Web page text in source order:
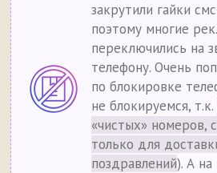
закрутили гайки
поэтому многие
переключились на
телефону. Очень
по блокировке
не блокируемся, т.к.
«чистых» номеров,
только для
поздравлений). А